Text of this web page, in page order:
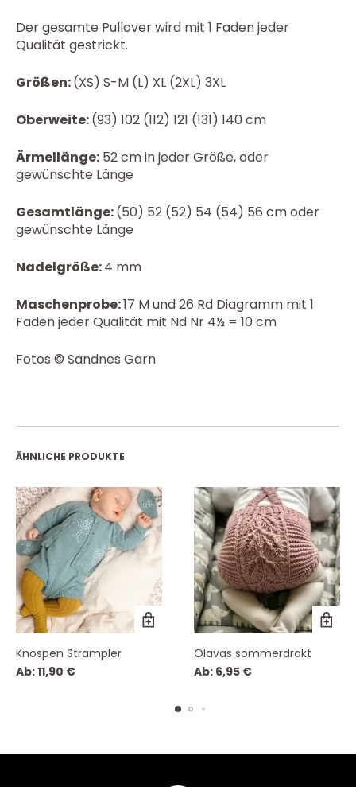
Der gesamte Pullover wird mit 1 Faden jeder
Qualität gestrickt.
Größen:(XS) S-M (L) XL (2XL) 3XL
Oberweite:(93) 102 (112) 121 (131) 140 cm
Ärmellänge: 52 cm in jeder Größe, oder
gewünschte Länge
Gesamtlänge:(50) 52 (52) 54 (54) 56 cm oder
gewünschte Länge
Nadelgröße:4 mm
Maschenprobe:17 M und 26 Rd Diagramm mit 1
Faden jeder Qualität mit Nd Nr 4½ = 10 cm
Fotos © Sandnes Garn
ÄHNLICHE PRODUKTE
Knospen Strampler
Ab:11,90 €
Olavas sommerdrakt
Ab: 6,95 €